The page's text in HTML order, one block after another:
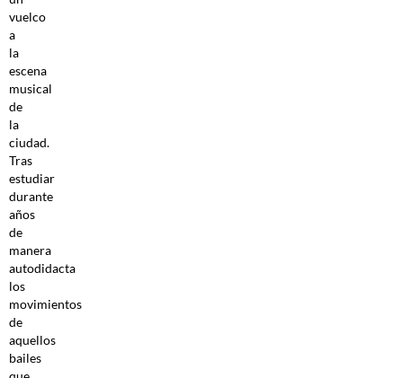
vuelco
a
la
escena
musical
de
la
ciudad.
Tras
estudiar
durante
años
de
manera
autodidacta
los
movimientos
de
aquellos
bailes